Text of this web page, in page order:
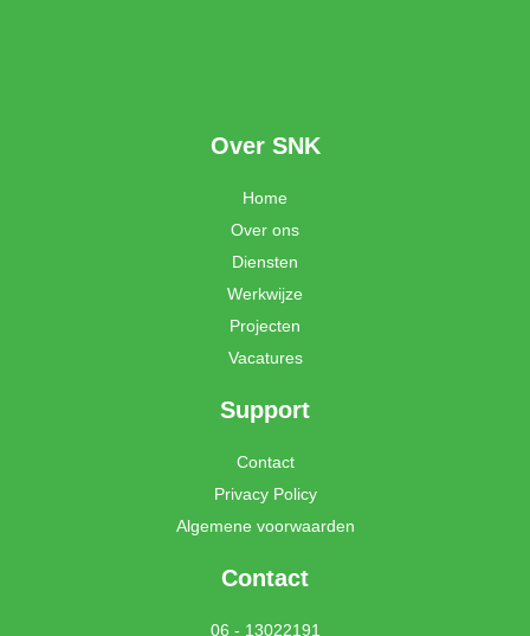
c
e
o
o
k
n
k
i
n
Over SNK
Home
Over ons
Diensten
Werkwijze
Projecten
Vacatures
Support
Contact
Privacy Policy
Algemene voorwaarden
Contact
06 - 13022191